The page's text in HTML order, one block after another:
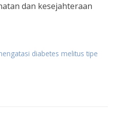
dan kesejahteraan
diabetes melitus tipe